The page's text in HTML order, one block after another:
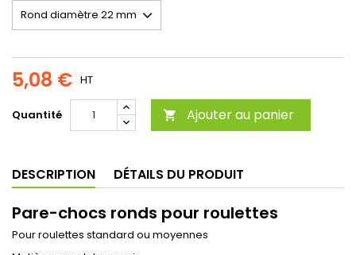
5,08 € HT
Quantité  Ajouter au panier
DESCRIPTION DÉTAILS DU PRODUIT
Pare-chocs ronds pour roulettes
Pour roulettes standard ou moyennes